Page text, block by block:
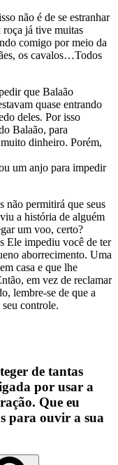
não é de se estranhar
roça já tive muitas
comigo por meio da
os cavalos…Todos
que Balaão
quase entrando
deles. Por isso
Balaão, para
dinheiro. Porém,
um anjo para impedir
não permitirá que seus
a história de alguém
um voo, certo?
Ele impediu você de ter
aborrecimento. Uma
casa e que lhe
em vez de reclamar
lembre-se de que a
controle.
de tantas
por usar a
Que eu
para ouvir a sua